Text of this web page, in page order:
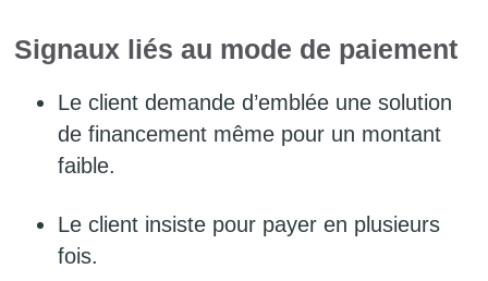
Signaux liés au mode de paiement
Le client demande d’emblée une solution
de financement même pour un montant
faible.
Le client insiste pour payer en plusieurs
fois.